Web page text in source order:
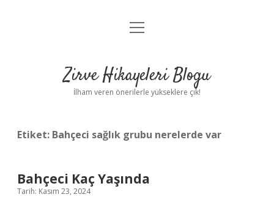
Anasayfa
Yasal Uyarı
menüyü
Zirve Hikayeleri Blogu
İlham veren önerilerle yükseklere çık!
Etiket: Bahçeci sağlık grubu nerelerde var
Bahçeci Kaç Yaşında
Tarih: Kasım 23, 2024